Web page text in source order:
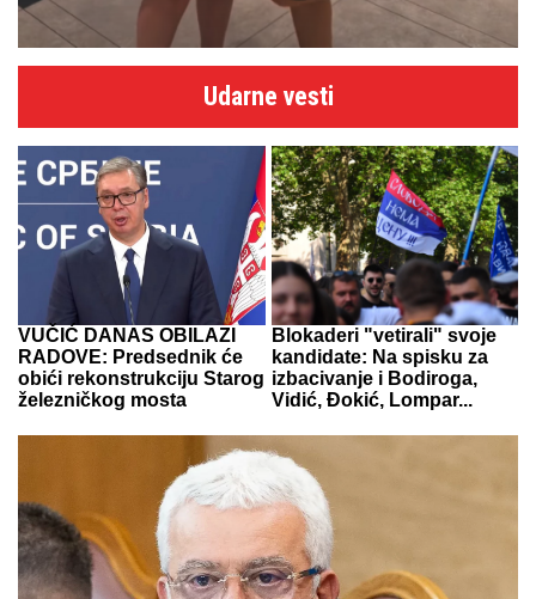
Udarne vesti
VUČIĆ DANAS OBILAZI
RADOVE: Predsednik će
obići rekonstrukciju Starog
železničkog mosta
Blokaderi "vetirali" svoje
kandidate: Na spisku za
izbacivanje i Bodiroga,
Vidić, Đokić, Lompar...